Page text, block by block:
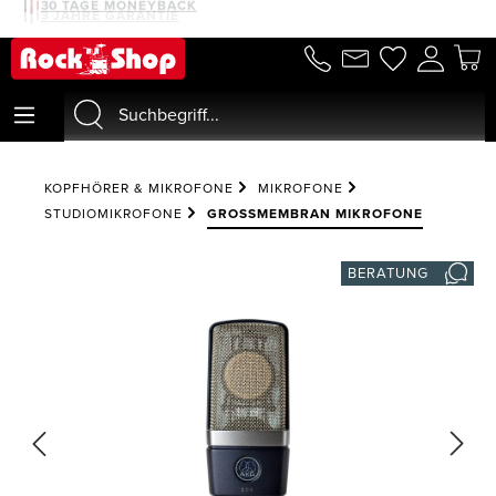
3 JAHRE GARANTIE
30 TAGE MONEYBACK
KOPFHÖRER & MIKROFONE
MIKROFONE
STUDIOMIKROFONE
GROSSMEMBRAN MIKROFONE
BERATUNG